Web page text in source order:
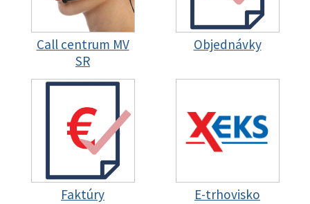
Call centrum MV
SR
Objednávky
Faktúry E-trhovisko